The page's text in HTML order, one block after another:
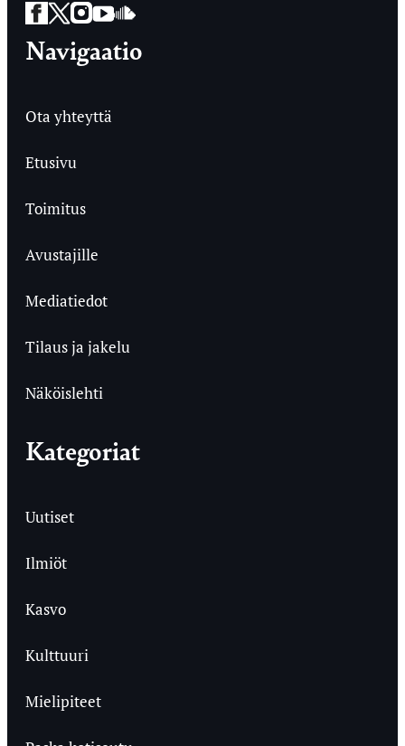
Facebook
Twitter
Instagram
YouTube
SoundCloud
Navigaatio
Ota yhteyttä
Etusivu
Toimitus
Avustajille
Mediatiedot
Tilaus ja jakelu
Näköislehti
Kategoriat
Uutiset
Ilmiöt
Kasvo
Kulttuuri
Mielipiteet